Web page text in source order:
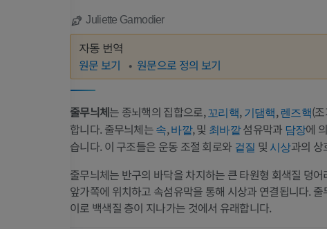
Juliette Garnodier
자동 번역
원문 보기 원문으로 정의 보기
줄무늬체는 종뇌핵의 집합으로,꼬리핵,기댐핵,렌즈핵(
합니다. 줄무늬체는속,바깥, 및 최바깥섬유막과 담장에
습니다. 이 구조들은 운동 조절 회로와 겉질 및 시상과의 상
줄무늬체는 반구의 바닥을 차지하는 큰 타원형 회색질 덩
앞가쪽에 위치하고 속섬유막을 통해 시상과 연결됩니다.
이로 백색질 층이 지나가는 것에서 유래합니다.